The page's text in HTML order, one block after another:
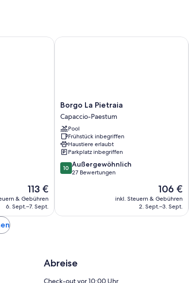
Der
Preis
beträgt
113 €
& Gebühren
6. Sept.–7. Sept.
Borgo
La
Pietraia
Capaccio-
Paestum
Borgo La Pietraia
Capaccio-Paestum
Pool
Frühstück inbegriffen
Haustiere erlaubt
Parkplatz inbegriffen
10.0
von
10 Außergewöhnlich
27 Bewertungen
Der
Preis
beträgt
106 €
inkl. Steuern & Gebühren
2. Sept.–3. Sept.
Borgo La Pietraia
Abreise
Check-out vor 10:00 Uhr